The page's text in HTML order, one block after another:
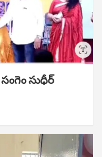
సుధీర్